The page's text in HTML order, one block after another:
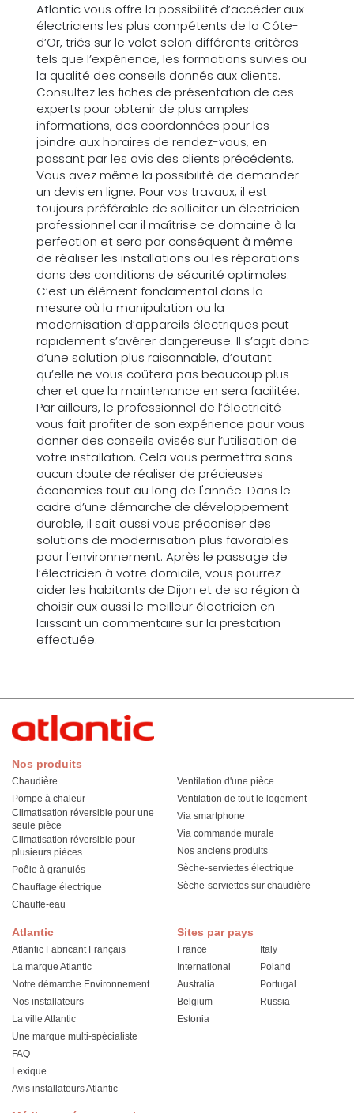
Atlantic vous offre la possibilité d’accéder aux
électriciens les plus compétents de la Côte-
d’Or, triés sur le volet selon différents critères
tels que l’expérience, les formations suivies ou
la qualité des conseils donnés aux clients.
Consultez les fiches de présentation de ces
experts pour obtenir de plus amples
informations, des coordonnées pour les
joindre aux horaires de rendez-vous, en
passant par les avis des clients précédents.
Vous avez même la possibilité de demander
un devis en ligne. Pour vos travaux, il est
toujours préférable de solliciter un électricien
professionnel car il maîtrise ce domaine à la
perfection et sera par conséquent à même
de réaliser les installations ou les réparations
dans des conditions de sécurité optimales.
C’est un élément fondamental dans la
mesure où la manipulation ou la
modernisation d’appareils électriques peut
rapidement s’avérer dangereuse. Il s’agit donc
d’une solution plus raisonnable, d’autant
qu’elle ne vous coûtera pas beaucoup plus
cher et que la maintenance en sera facilitée.
Par ailleurs, le professionnel de l’électricité
vous fait profiter de son expérience pour vous
donner des conseils avisés sur l’utilisation de
votre installation. Cela vous permettra sans
aucun doute de réaliser de précieuses
économies tout au long de l'année. Dans le
cadre d’une démarche de développement
durable, il sait aussi vous préconiser des
solutions de modernisation plus favorables
pour l’environnement. Après le passage de
l’électricien à votre domicile, vous pourrez
aider les habitants de Dijon et de sa région à
choisir eux aussi le meilleur électricien en
laissant un commentaire sur la prestation
effectuée.
Atlantic
Atlantic Fabricant Français
La marque Atlantic
Notre démarche Environnement
Nos installateurs
La ville Atlantic
Une marque multi-spécialiste
FAQ
Lexique
Avis installateurs Atlantic
Nos produits
Chaudière
Pompe à chaleur
Climatisation réversible pour une
seule pièce
Climatisation réversible pour
plusieurs pièces
Poêle à granulés
Chauffage électrique
Chauffe-eau
Ventilation d'une pièce
Ventilation de tout le logement
Via smartphone
Via commande murale
Nos anciens produits
Sèche-serviettes électrique
Sèche-serviettes sur chaudière
Sites par pays
France
International
Australia
Belgium
Estonia
Italy
Poland
Portugal
Russia